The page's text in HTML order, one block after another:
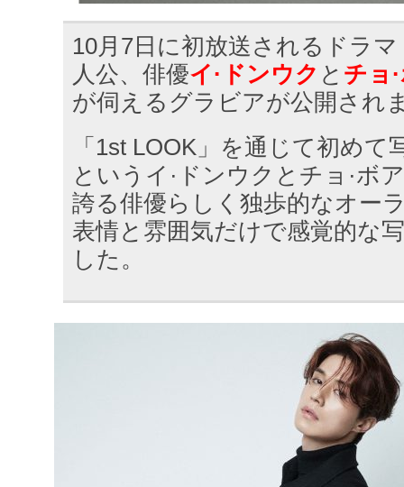
10月7日に初放送されるドラ
人公、俳優イ·ドンウク と チョ
が伺えるグラビアが公開され
「1st LOOK」を通じて初めて
というイ·ドンウクとチョ·ボ
誇る俳優らしく独歩的なオー
表情と雰囲気だけで感覚的な
した。